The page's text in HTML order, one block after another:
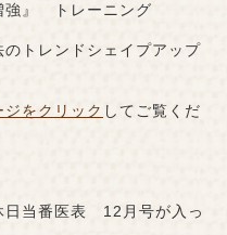
強』 トレーニング
トレンドシェイプアップ
ジをクリック してご覧くだ
当番医表 12月号が入っ